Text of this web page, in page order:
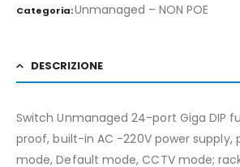
Categoria:Unmanaged – NON POE
DESCRIZIONE
Switch Unmanaged 24-port Giga DIP
proof, built-in AC -220V power supply,
mode, Default mode, CCTV mode;